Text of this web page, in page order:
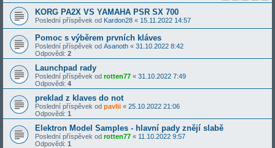
KORG PA2X VS YAMAHA PSR SX 700
Poslední příspěvek od Kardon28 « 15.11.2022 14:57
Pomoc s výběrem prvních kláves
Poslední příspěvek od Asanoth « 31.10.2022 8:42
Odpovědi: 2
Launchpad rady
Poslední příspěvek od rotten77 « 31.10.2022 7:49
Odpovědi: 4
preklad z klaves do not
Poslední příspěvek od pavlii « 25.10.2022 21:06
Odpovědi: 1
Elektron Model Samples - hlavní pady znějí slabě
Poslední příspěvek od rotten77 « 11.10.2022 9:57
Odpovědi: 1